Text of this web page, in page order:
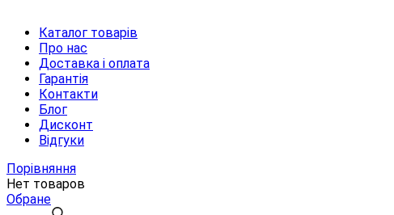
Каталог товарів
Про нас
Доставка і оплата
Гарантія
Контакти
Блог
Дисконт
Відгуки
Порівняння
Нет товаров
Обране